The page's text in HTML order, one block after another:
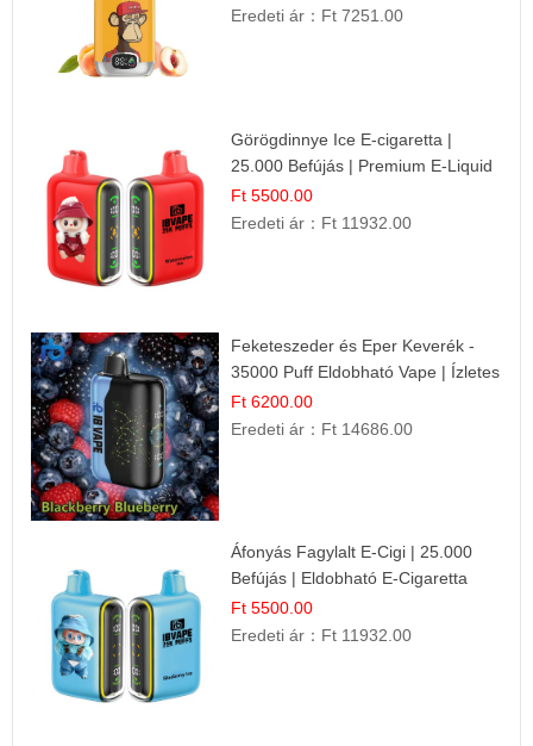
Eredeti ár： Ft 7251.00
Görögdinnye Ice E-cigaretta |
25.000 Befújás | Premium E-Liquid
Ft 5500.00
Eredeti ár： Ft 11932.00
Feketeszeder és Eper Keverék -
35000 Puff Eldobható Vape | Ízletes
Gyümölcsökombináció!
Ft 6200.00
Eredeti ár： Ft 14686.00
Áfonyás Fagylalt E-Cigi | 25.000
Befújás | Eldobható E-Cigaretta
Ft 5500.00
Eredeti ár： Ft 11932.00